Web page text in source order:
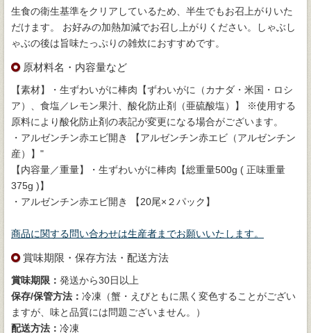
生食の衛生基準をクリアしているため、半生でもお召上がりいた
だけます。 お好みの加熱加減でお召し上がりください。しゃぶし
ゃぶの後は旨味たっぷりの雑炊におすすめです。
原材料名・内容量など
【素材】・生ずわいがに棒肉【ずわいがに（カナダ・米国・ロシ
ア）、食塩／レモン果汁、酸化防止剤（亜硫酸塩）】 ※使用する
原料により酸化防止剤の表記が変更になる場合がございます。
・アルゼンチン赤エビ開き 【アルゼンチン赤エビ（アルゼンチン
産）】"
【内容量／重量】・生ずわいがに棒肉【総重量500g ( 正味重量
375g )】
・アルゼンチン赤エビ開き 【20尾×２パック】
商品に関する問い合わせは生産者までお願いいたします。
賞味期限・保存方法・配送方法
賞味期限： 発送から30日以上
保存/保管方法： 冷凍（蟹・えびともに黒く変色することがござい
ますが、味と品質には問題ございません。）
配送方法： 冷凍